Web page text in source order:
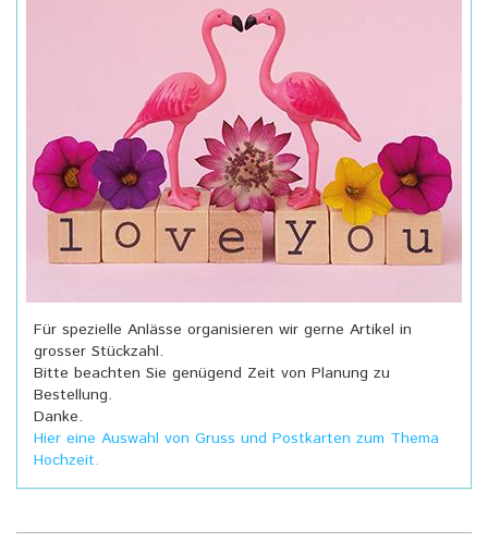
Für spezielle Anlässe organisieren wir gerne Artikel in
grosser Stückzahl.
Bitte beachten Sie genügend Zeit von Planung zu
Bestellung.
Danke.
Hier eine Auswahl von Gruss und Postkarten zum Thema
Hochzeit.